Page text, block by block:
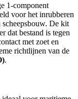
1-component
voor het inrubberen
De kit
dat bestand is tegen
met zoet en
richtlijnen van de
.